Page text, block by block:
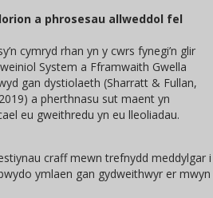
a phrosesau allweddol fel
cymryd rhan yn y cwrs fynegi’n glir
System a Fframwaith Gwella
gan dystiolaeth (Sharratt & Fullan,
a pherthnasu sut maent yn
eu gweithredu yn eu lleoliadau.
craff mewn trefnydd meddylgar i
ymlaen gan gydweithwyr er mwyn